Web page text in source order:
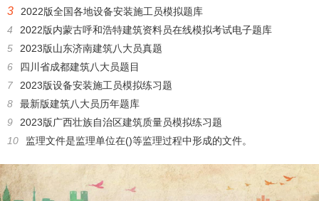
3
2022版全国各地设备安装施工员模拟题库
4
2022版内蒙古呼和浩特建筑资料员在线模拟考试电子题库
5
2023版山东济南建筑八大员真题
6
四川省成都建筑八大员题目
7
2023版设备安装施工员模拟练习题
8
最新版建筑八大员历年题库
9
2023版广西壮族自治区建筑质量员模拟练习题
10
监理文件是监理单位在()等监理过程中形成的文件。